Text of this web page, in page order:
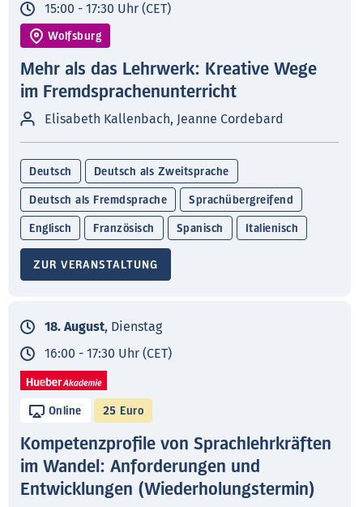
15:00 - 17:30 Uhr (CET)
Wolfsburg
Mehr als das Lehrwerk: Kreative Wege
im Fremdsprachenunterricht
Elisabeth Kallenbach, Jeanne Cordebard
Deutsch Deutsch als Zweitsprache
Deutsch als Fremdsprache Sprachübergreifend
Englisch Französisch Spanisch Italienisch
ZUR VERANSTALTUNG
18. August, Dienstag
16:00 - 17:30 Uhr (CET)
Online 25 Euro
Kompetenzprofile von Sprachlehrkräften
im Wandel: Anforderungen und
Entwicklungen (Wiederholungstermin)